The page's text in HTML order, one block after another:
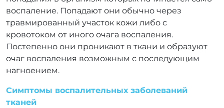
воспаление. Попадают они обычно через
травмированный участок кожи либо с
кровотоком от иного очага воспаления.
Постепенно они проникают в ткани и образуют
очаг воспаления возможным с последующим
нагноением.
Симптомы воспалительных заболеваний
тканей